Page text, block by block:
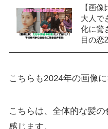
【画
大人で
化に驚
目の恋
こちらも2024年の画像に
こちらは、全体的な髪
感じます。